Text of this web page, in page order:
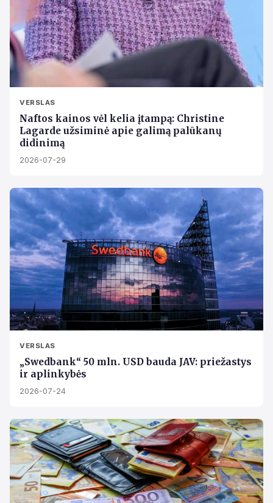
VERSLAS
Naftos kainos vėl kelia įtampą: Christine
Lagarde užsiminė apie galimą palūkanų
didinimą
2026-07-29
VERSLAS
„Swedbank“ 50 mln. USD bauda JAV: priežastys
ir aplinkybės
2026-07-24